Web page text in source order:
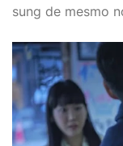
sung de mesmo